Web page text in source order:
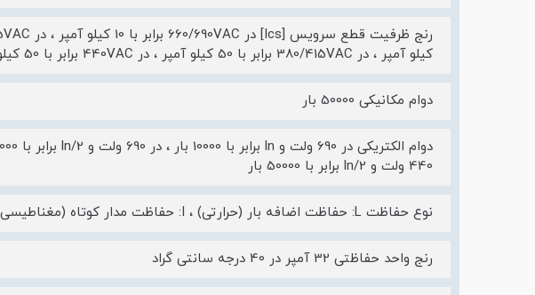
کیلو آمپر ، در 380/415VAC برابر با 50 کیلو آمپر ، در 440VAC برابر با 50 کیلو آمپر ، در 220/240VAC برابر با 90 کیلو آمپر
دوام مکانیکی 50000 بار
440 ولت و 2/ln برابر با 50000 بار
نوع حفاظت L: حفاظت اضافه بار (حرارتی) ، I: حفاظت مدار کوتاه (مغناطیسی)
رنج واحد حفاظتی 32 آمپر در 40 درجه سانتی گراد